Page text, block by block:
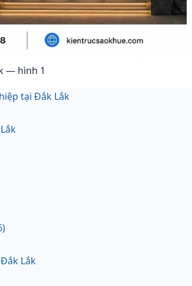
— hình 1
tại Đắk Lắk
Lắk